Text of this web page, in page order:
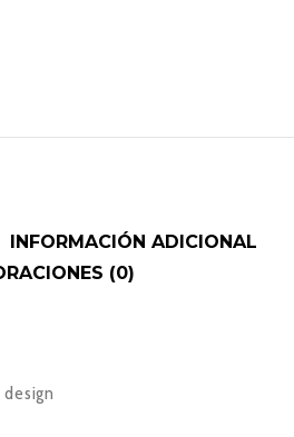
INFORMACIÓN ADICIONAL
(0)